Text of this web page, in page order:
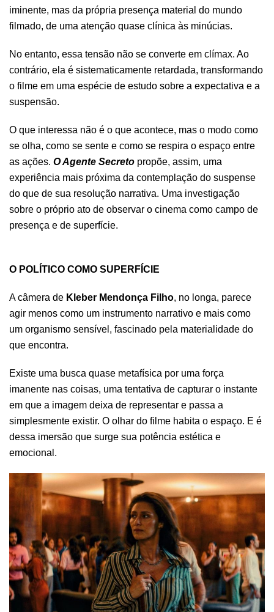
iminente, mas da própria presença material do mundo
filmado, de uma atenção quase clínica às minúcias.
No entanto, essa tensão não se converte em clímax. Ao
contrário, ela é sistematicamente retardada, transformando
o filme em uma espécie de estudo sobre a expectativa e a
suspensão.
O que interessa não é o que acontece, mas o modo como
se olha, como se sente e como se respira o espaço entre
as ações. O Agente Secreto propõe, assim, uma
experiência mais próxima da contemplação do suspense
do que de sua resolução narrativa. Uma investigação
sobre o próprio ato de observar o cinema como campo de
presença e de superfície.
O POLÍTICO COMO SUPERFÍCIE
A câmera de Kleber Mendonça Filho, no longa, parece
agir menos como um instrumento narrativo e mais como
um organismo sensível, fascinado pela materialidade do
que encontra.
Existe uma busca quase metafísica por uma força
imanente nas coisas, uma tentativa de capturar o instante
em que a imagem deixa de representar e passa a
simplesmente existir. O olhar do filme habita o espaço. E é
dessa imersão que surge sua potência estética e
emocional.